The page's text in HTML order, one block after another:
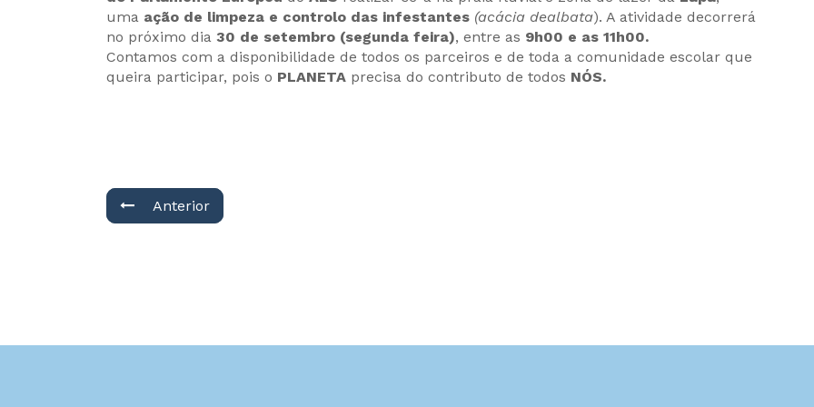
uma ação de limpeza e controlo das infestantes (acácia dealbata). A atividade decorrerá
no próximo dia 30 de setembro (segunda feira), entre as 9h00 e as 11h00.
Contamos com a disponibilidade de todos os parceiros e de toda a comunidade escolar que
queira participar, pois o PLANETA precisa do contributo de todos NÓS.
Anterior